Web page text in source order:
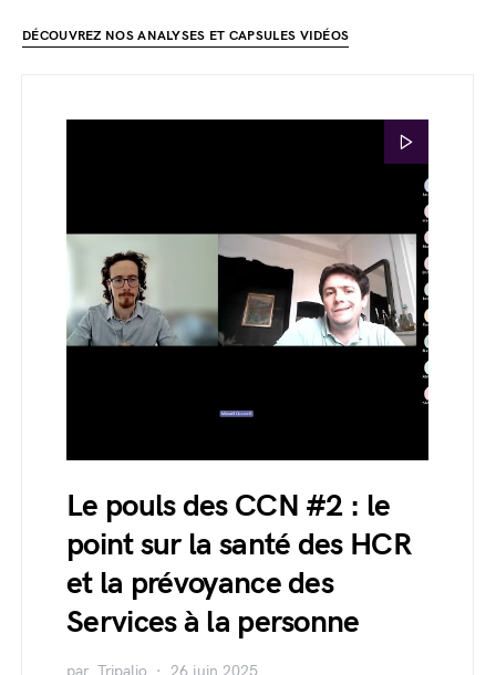
DÉCOUVREZ NOS ANALYSES ET CAPSULES VIDÉOS
Le pouls des CCN #2 : le
point sur la santé des HCR
et la prévoyance des
Services à la personne
par Tripalio 26 juin 2025